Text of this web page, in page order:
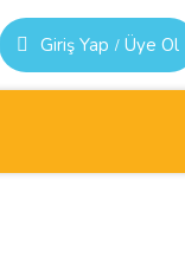
Giriş Yap / Üye Ol